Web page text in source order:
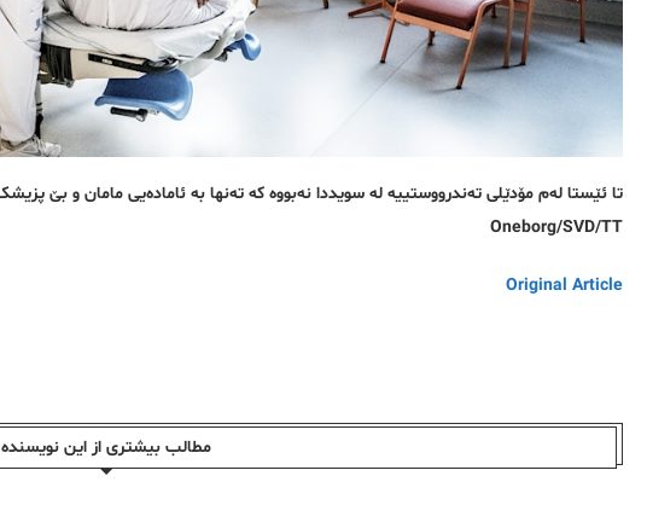
Oneborg/SVD/TT
Original Article
مطالب بیشتری از این نویسندە